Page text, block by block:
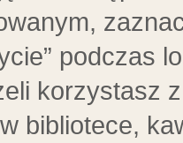
podczas
korzystasz
bibliotece,